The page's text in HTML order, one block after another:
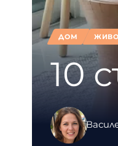
ДОМ
10